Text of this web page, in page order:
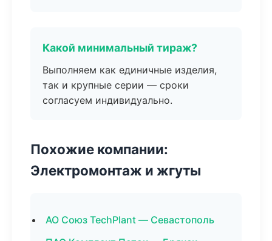
Какой минимальный тираж?
Выполняем как единичные изделия,
так и крупные серии — сроки
согласуем индивидуально.
Похожие компании:
Электромонтаж и жгуты
АО Союз TechPlant — Севастополь